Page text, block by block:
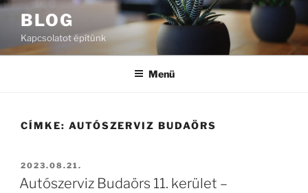
Tartalomhoz
BLOG
Kapcsolatot építünk
Menü
CÍMKE: AUTÓSZERVIZ BUDAÖRS
BEKÜLDVE:
2023.08.21.
Autószerviz Budaörs 11. kerület –